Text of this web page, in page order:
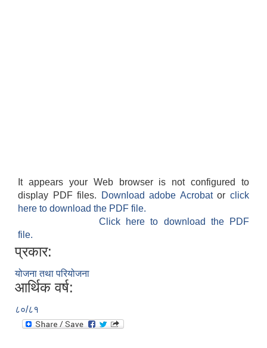
It appears your Web browser is not configured to
display PDF files.
Download adobe Acrobatorclick
here to download the PDF file.
Click here to download the PDF
file.
प्रकार:
योजना तथा परियोजना
आर्थिक वर्ष:
८०/८१